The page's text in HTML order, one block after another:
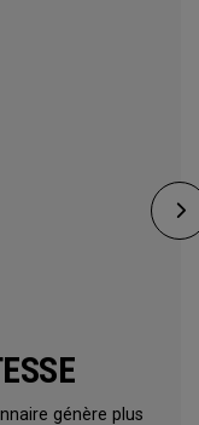
génère plus